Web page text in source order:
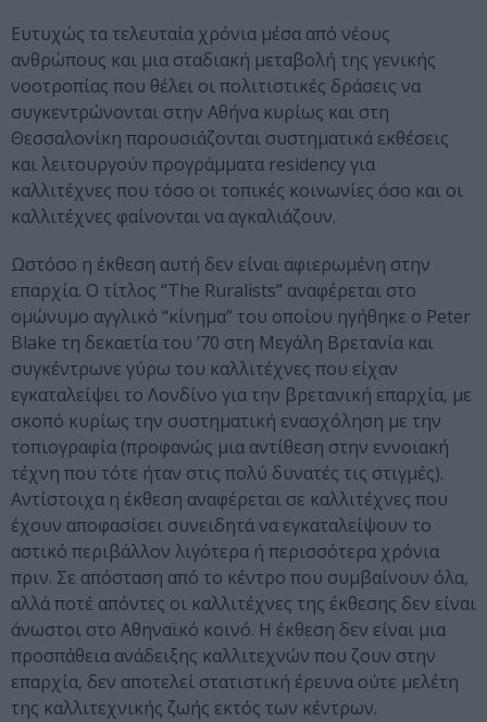
Ευτυχώς τα τελευταία χρόνια μέσα από νέους
ανθρώπους και μια σταδιακή μεταβολή της γενικής
νοοτροπίας που θέλει οι πολιτιστικές δράσεις να
συγκεντρώνονται στην Αθήνα κυρίως και στη
Θεσσαλονίκη παρουσιάζονται συστηματικά εκθέσεις
και λειτουργούν προγράμματα residency για
καλλιτέχνες που τόσο οι τοπικές κοινωνίες όσο και οι
καλλιτέχνες φαίνονται να αγκαλιάζουν.
Ωστόσο η έκθεση αυτή δεν είναι αφιερωμένη στην
επαρχία. Ο τίτλος “The Ruralists” αναφέρεται στο
ομώνυμο αγγλικό “κίνημα” του οποίου ηγήθηκε ο Peter
Blake τη δεκαετία του ’70 στη Μεγάλη Βρετανία και
συγκέντρωνε γύρω του καλλιτέχνες που είχαν
εγκαταλείψει το Λονδίνο για την βρετανική επαρχία, με
σκοπό κυρίως την συστηματική ενασχόληση με την
τοπιογραφία (προφανώς μια αντίθεση στην εννοιακή
τέχνη που τότε ήταν στις πολύ δυνατές τις στιγμές).
Αντίστοιχα η έκθεση αναφέρεται σε καλλιτέχνες που
έχουν αποφασίσει συνειδητά να εγκαταλείψουν το
αστικό περιβάλλον λιγότερα ή περισσότερα χρόνια
πριν. Σε απόσταση από το κέντρο που συμβαίνουν όλα,
αλλά ποτέ απόντες οι καλλιτέχνες της έκθεσης δεν είναι
άνωστοι στο Αθηναϊκό κοινό. Η έκθεση δεν είναι μια
προσπάθεια ανάδειξης καλλιτεχνών που ζουν στην
επαρχία, δεν αποτελεί στατιστική έρευνα ούτε μελέτη
της καλλιτεχνικής ζωής εκτός των κέντρων.